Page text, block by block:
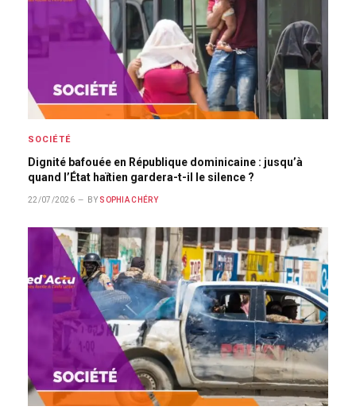
SOCIÉTÉ
Dignité bafouée en République dominicaine : jusqu’à
quand l’État haïtien gardera-t-il le silence ?
22/07/2026 BY SOPHIA CHÉRY